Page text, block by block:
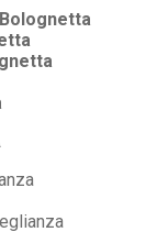
Bolognetta